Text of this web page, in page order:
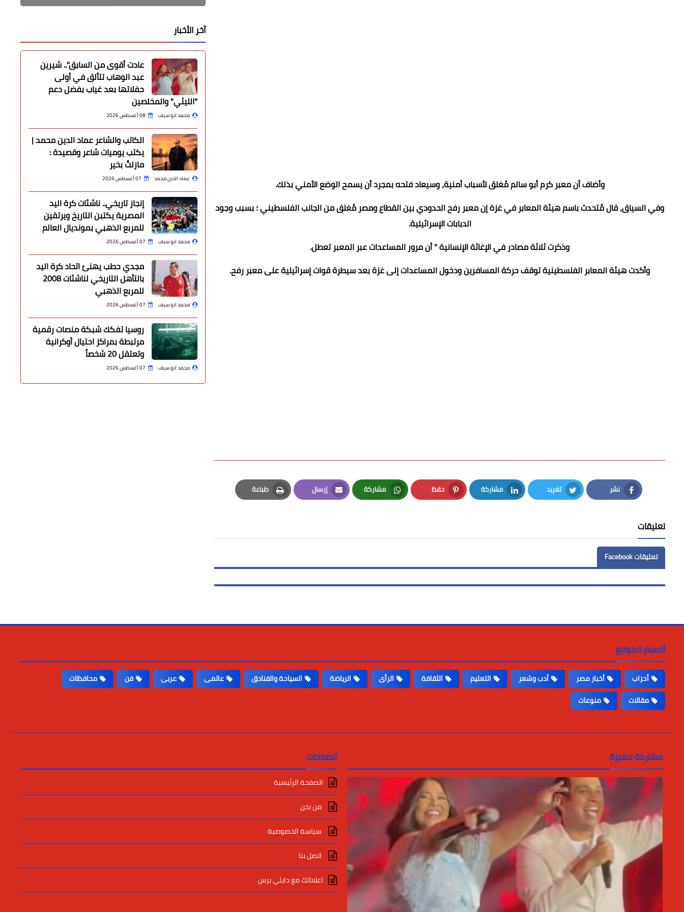
وأضاف أن معبر كرم أبو سالم مُغلق لأسباب أمنية، وسيعاد فتحه بمجرد أن يسمح الوضع الأمني بذلك.
وفي السياق، قال مُتحدث باسم هيئة المعابر في غزة إن معبر رفح الحدودي بين القطاع ومصر مُغلق من الجانب الفلسطيني ؛ بسبب وجود
الدبابات الإسرائيلية.
وذكرت ثلاثة مصادر في الإغاثة الإنسانية " أن مرور المساعدات عبر المعبر تعطل.
وأكدت هيئة المعابر الفلسطينية توقف حركة المسافرين ودخول المساعدات إلى غزة بعد سيطرة قوات إسرائيلية على معبر رفح.
نشر
Facebook
تغريد
Twitter
مشاركة
LinkedIn
حفظ
Pinterest
مشاركة
Whatsapp
إرسال
Email
طباعة
Print
تعليقات
تعليقات Facebook
آخر الأخبار
عادت أقوى من السابق".. شيرين
عبد الوهاب تتألق في أولى
حفلاتها بعد غياب بفضل دعم
"الليثي" والمخلصين
محمد ابو سيف 08 أغسطس 2026
الكاتب والشاعر عماد الدين محمد |
يكتب يوميات شاعر وقصيدة :
مازلتُ بخير
عماد الدين محمد 07 أغسطس 2026
إنجاز تاريخي.. ناشئات كرة اليد
المصرية يكتبن التاريخ ويرتقين
للمربع الذهبي بمونديال العالم
محمد ابو سيف 07 أغسطس 2026
مجدي حطب يهنئ اتحاد كرة اليد
بالتأهل التاريخي لناشئات 2008
للمربع الذهبي
محمد ابو سيف 07 أغسطس 2026
روسيا تفكك شبكة منصات رقمية
مرتبطة بمراكز احتيال أوكرانية
وتعتقل 20 شخصاً
محمد ابو سيف 07 أغسطس 2026
أقسام الموقع
أحزاب أخبار مصر أدب وشعر التعليم الثقافة الرأى الرياضة السياحة والفنادق عالمى عربى فن
محافظات
مقالات
منوعات
مشاركة مميزة الصفحات
الصفحة الرئيسية
من نحن
سياسة الخصوصية
اتصل بنا
اعلاناتك مع دايلي برس